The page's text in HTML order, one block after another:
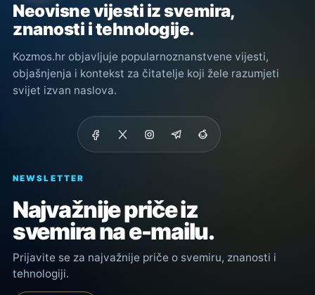
Neovisne vijesti iz svemira,
znanosti i tehnologije.
Kozmos.hr objavljuje popularnoznanstvene vijesti,
objašnjenja i kontekst za čitatelje koji žele razumjeti
svijet izvan naslova.
NEWSLETTER
Najvažnije priče iz
svemira na e-mailu.
Prijavite se za najvažnije priče o svemiru, znanosti i
tehnologiji.